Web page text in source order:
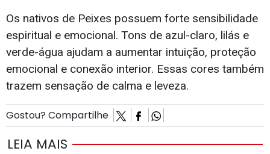
Os nativos de Peixes possuem forte sensibilidade
espiritual e emocional. Tons de azul-claro, lilás e
verde-água ajudam a aumentar intuição, proteção
emocional e conexão interior. Essas cores também
trazem sensação de calma e leveza.
Gostou? Compartilhe
LEIA MAIS